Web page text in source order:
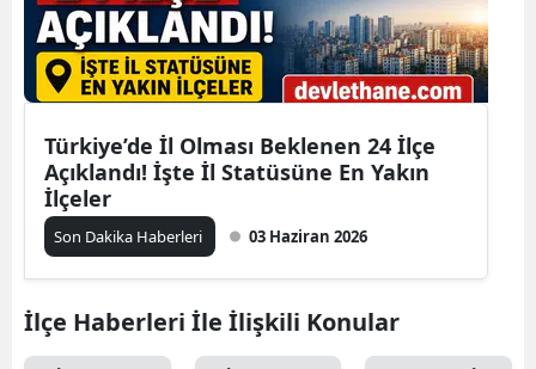
Türkiye’de İl Olması Beklenen 24 İlçe
Açıklandı! İşte İl Statüsüne En Yakın
İlçeler
Son Dakika Haberleri 03 Haziran 2026
İlçe Haberleri İle İlişkili Konular